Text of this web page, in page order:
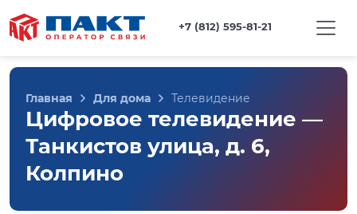
+7 (812) 595-81-21
Главная Для дома Телевидение
Цифровое телевидение —
Танкистов улица, д. 6,
Колпино